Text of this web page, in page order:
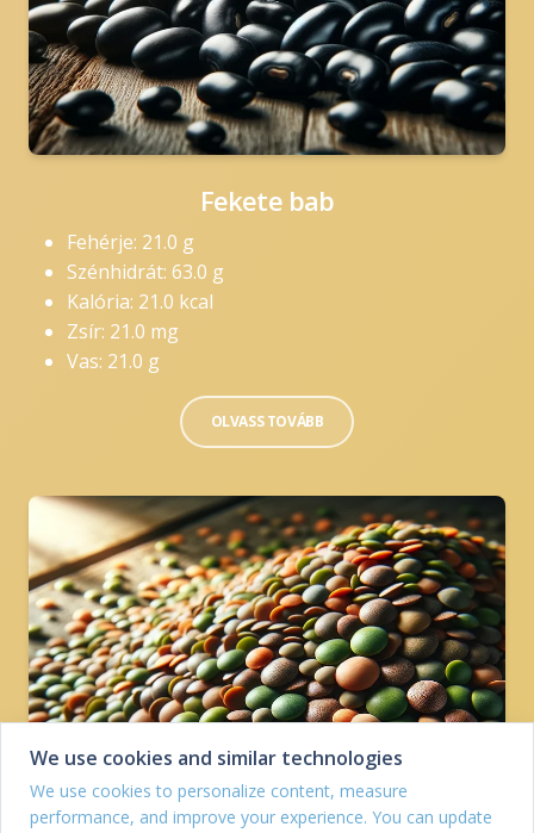
Fekete bab
Fehérje: 21.0 g
Szénhidrát: 63.0 g
Kalória: 21.0 kcal
Zsír: 21.0 mg
Vas: 21.0 g
OLVASS TOVÁBB
We use cookies and similar technologies
We use cookies to personalize content, measure
performance, and improve your experience. You can update